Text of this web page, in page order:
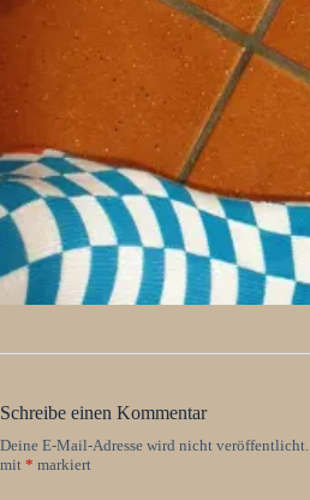
Schreibe einen Kommentar
Deine E-Mail-Adresse wird nicht veröffentlicht.
mit * markiert